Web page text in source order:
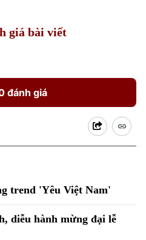
giá bài viết
đánh giá
trend 'Yêu Việt Nam'
diễu hành mừng đại lễ